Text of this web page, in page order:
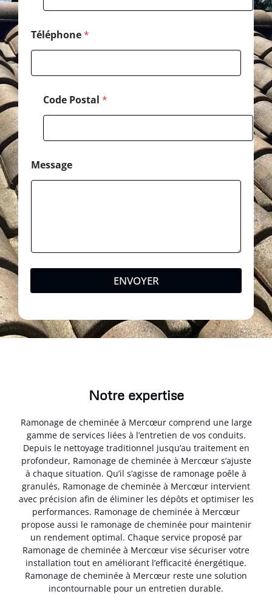
Téléphone*
Code Postal *
t
a
l
*
Message
ENVOYER
Notre expertise
Ramonage de cheminée à Mercœur comprend une large
gamme de services liées à l’entretien de vos conduits.
Depuis le nettoyage traditionnel jusqu’au traitement en
profondeur, Ramonage de cheminée à Mercœur s’ajuste
à chaque situation. Qu’il s’agisse de ramonage poêle à
granulés, Ramonage de cheminée à Mercœur intervient
avec précision afin de éliminer les dépôts et optimiser les
performances. Ramonage de cheminée à Mercœur
propose aussi le ramonage de cheminée pour maintenir
un rendement optimal. Chaque service proposé par
Ramonage de cheminée à Mercœur vise sécuriser votre
installation tout en améliorant l’efficacité énergétique.
Ramonage de cheminée à Mercœur reste une solution
incontournable pour un entretien durable.